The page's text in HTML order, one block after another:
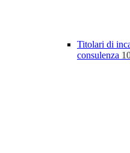
Titolari di
consulenza